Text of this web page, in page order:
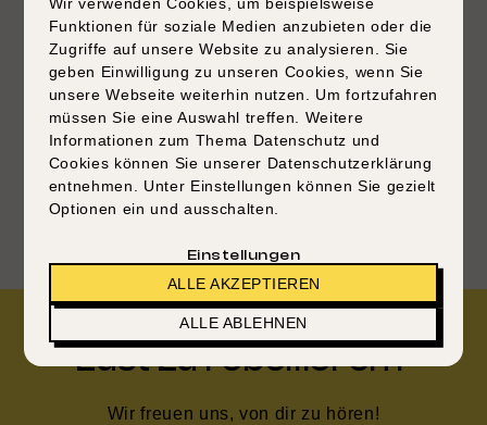
In intensiven Phasen oder bei speziellen
Projekten übernehmen wir den gesamten
Rekrutierungsprozess. Unsere hochqualifizierten
Interim-Recruiter bringen temporäre
Fachkenntnisse ein, um schnell und effizient die
passenden Talente zu finden – von der
Bedarfsanalyse bis zur Auswahl von idealen
Kandidat:innen, alles innerhalb eines
vorübergehenden Zeitrahmens.
Lust zu rebellieren?
Wir freuen uns, von dir zu hören!
Funktionen für soziale Medien anzubieten oder die
Zugriffe auf unsere Website zu analysieren. Sie
geben Einwilligung zu unseren Cookies, wenn Sie
unsere Webseite weiterhin nutzen. Um fortzufahren
müssen Sie eine Auswahl treffen. Weitere
Informationen zum Thema Datenschutz und
Cookies können Sie unserer Datenschutzerklärung
entnehmen. Unter Einstellungen können Sie gezielt
Optionen ein und ausschalten.
Einstellungen
ALLE ABLEHNEN
ALLE AKZEPTIEREN